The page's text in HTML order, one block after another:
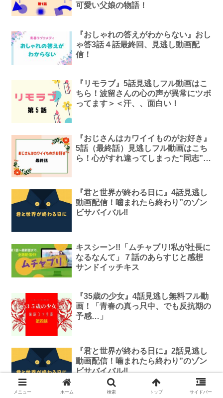
可愛い父娘の物語！
『おしゃれの答えがわからない』おし
ゃ答3話４話最終回、見逃し動画配
信！
『リモラブ』5話見逃しフル動画はこ
ちら！波留さんの心の声が異常にツボ
ってます＞＜汗、、面白い！
『おじさんはカワイイものがお好き』
5話（最終話）見逃しフル動画はこち
ら！心がすれ違ってしまった“同志”の
『君と世界が終わる日に』4話見逃し
動画配信！噛まれたら終わり”のゾン
ビサバイバル‼
キスシーン!!「ムチャブリ!私が社長に
なるなんて」７話のあらすじと感想
サンドイッチキス
『35歳の少女』4話見逃し無料フル動
画！「青春の真っ只中、でも反抗期の
予感…」
『君と世界が終わる日に』2話見逃し
動画配信！噛まれたら終わり”のゾン
ビサバイバル‼
メニュー ホーム 検索 トップ サイドバー